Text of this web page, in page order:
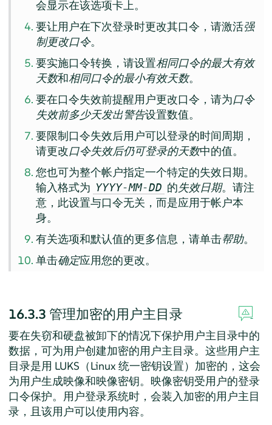
会显示在该选项卡上。
要让用户在下次登录时更改其口令，请激活强
制更改口令。
要实施口令转换，请设置相同口令的最大有效
天数和相同口令的最小有效天数。
要在口令失效前提醒用户更改口令，请为口令
失效前多少天发出警告设置数值。
要限制口令失效后用户可以登录的时间周期，
请更改口令失效后仍可登录的天数中的值。
您也可为整个帐户指定一个特定的失效日期。
输入格式为 YYYY-MM-DD 的失效日期。请注
意，此设置与口令无关，而是应用于帐户本
身。
有关选项和默认值的更多信息，请单击帮助。
单击确定应用您的更改。
16.3.3 管理加密的用户主目录
要在失窃和硬盘被卸下的情况下保护用户主目录中的
数据，可为用户创建加密的用户主目录。这些用户主
目录是用 LUKS（Linux 统一密钥设置）加密的，这会
为用户生成映像和映像密钥。映像密钥受用户的登录
口令保护。用户登录系统时，会装入加密的用户主目
录，且该用户可以使用内容。